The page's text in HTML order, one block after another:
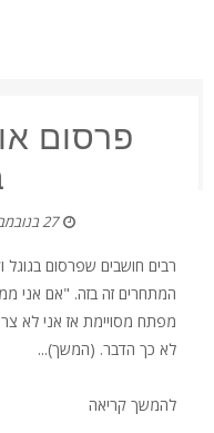
פרסום
27 בנובמבר 2009
רבים חושבים שפרסום בגוגל
המתחרים זה בזה. "אם אני
מפתח מסויימת אז אני לא
לא כך הדבר. (המשך)...
להמשך קריאה